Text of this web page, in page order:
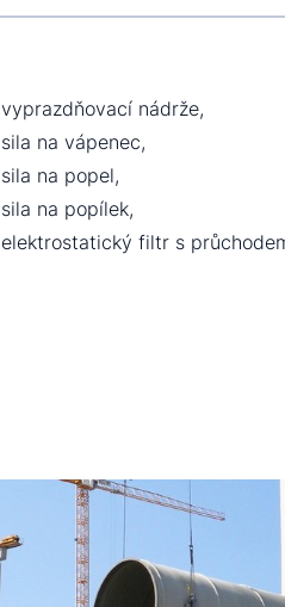
vyprazdňovací nádrže,
sila na vápenec,
sila na popel,
sila na popílek,
elektrostatický filtr s